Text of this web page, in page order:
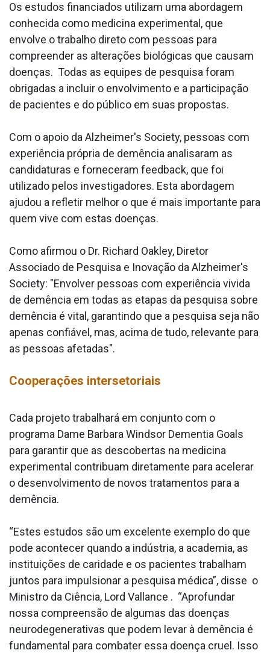
Os estudos financiados utilizam uma abordagem
conhecida como medicina experimental, que
envolve o trabalho direto com pessoas para
compreender as alterações biológicas que causam
doenças. Todas as equipes de pesquisa foram
obrigadas a incluir o envolvimento e a participação
de pacientes e do público em suas propostas.
Com o apoio da Alzheimer's Society, pessoas com
experiência própria de demência analisaram as
candidaturas e forneceram feedback, que foi
utilizado pelos investigadores. Esta abordagem
ajudou a refletir melhor o que é mais importante para
quem vive com estas doenças.
Como afirmou o Dr. Richard Oakley, Diretor
Associado de Pesquisa e Inovação da Alzheimer's
Society: "Envolver pessoas com experiência vivida
de demência em todas as etapas da pesquisa sobre
demência é vital, garantindo que a pesquisa seja não
apenas confiável, mas, acima de tudo, relevante para
as pessoas afetadas".
Cooperações intersetoriais
Cada projeto trabalhará em conjunto com o
programa Dame Barbara Windsor Dementia Goals
para garantir que as descobertas na medicina
experimental contribuam diretamente para acelerar
o desenvolvimento de novos tratamentos para a
demência.
“Estes estudos são um excelente exemplo do que
pode acontecer quando a indústria, a academia, as
instituições de caridade e os pacientes trabalham
juntos para impulsionar a pesquisa médica”, disse o
Ministro da Ciência, Lord Vallance . “Aprofundar
nossa compreensão de algumas das doenças
neurodegenerativas que podem levar à demência é
fundamental para combater essa doença cruel. Isso